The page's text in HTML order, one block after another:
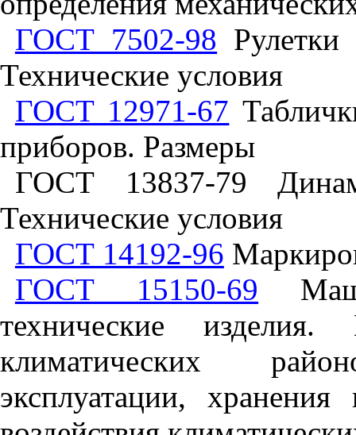
ГОСТ 7502-98 Рулетки
Технические условия
ГОСТ 12971-67
приборов. Размеры
ГОСТ 13837-79
Технические условия
ГОСТ 14192-96
ГОСТ 15150-69
технические
климатических
эксплуатации,